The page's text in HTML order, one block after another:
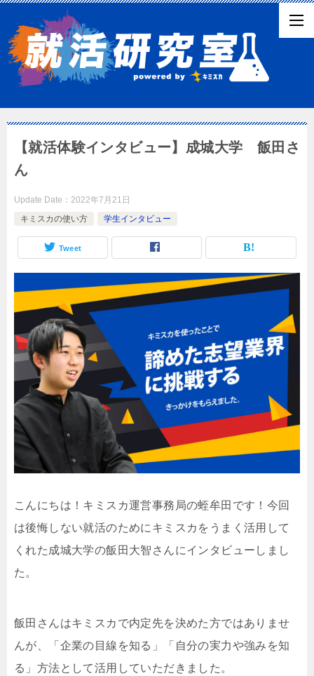
【就活体験インタビュー】成城大学 飯田さ
ん
Update Date： 2022年7月21日
キミスカの使い方
学生インタビュー
Tweet
こんにちは！キミスカ運営事務局の蛭牟田です！今回
は後悔しない就活のためにキミスカをうまく活用して
くれた成城大学の飯田大智さんにインタビューしまし
た。
飯田さんはキミスカで内定先を決めた方ではありませ
んが、「企業の目線を知る」「自分の実力や強みを知
る」方法として活用していただきました。